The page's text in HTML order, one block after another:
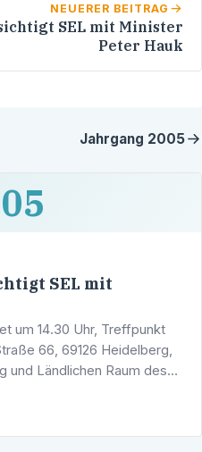
NEUERER BEITRAG
SEL mit Minister
Peter Hauk
Jahrgang 2005
SEL mit
um 14.30 Uhr, Treffpunkt
66, 69126 Heidelberg,
und Ländlichen Raum des